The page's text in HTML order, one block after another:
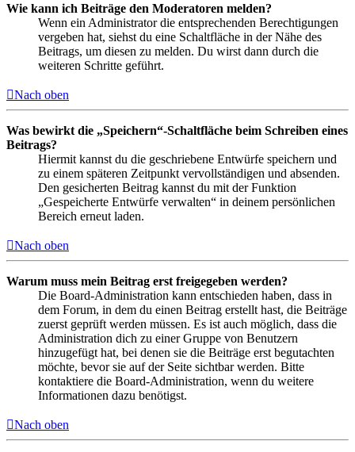
Wie kann ich Beiträge den Moderatoren melden?
Wenn ein Administrator die entsprechenden Berechtigungen
vergeben hat, siehst du eine Schaltfläche in der Nähe des
Beitrags, um diesen zu melden. Du wirst dann durch die
weiteren Schritte geführt.
Nach oben
Was bewirkt die „Speichern“-Schaltfläche beim Schreiben eines
Beitrags?
Hiermit kannst du die geschriebene Entwürfe speichern und
zu einem späteren Zeitpunkt vervollständigen und absenden.
Den gesicherten Beitrag kannst du mit der Funktion
„Gespeicherte Entwürfe verwalten“ in deinem persönlichen
Bereich erneut laden.
Nach oben
Warum muss mein Beitrag erst freigegeben werden?
Die Board-Administration kann entschieden haben, dass in
dem Forum, in dem du einen Beitrag erstellt hast, die Beiträge
zuerst geprüft werden müssen. Es ist auch möglich, dass die
Administration dich zu einer Gruppe von Benutzern
hinzugefügt hat, bei denen sie die Beiträge erst begutachten
möchte, bevor sie auf der Seite sichtbar werden. Bitte
kontaktiere die Board-Administration, wenn du weitere
Informationen dazu benötigst.
Nach oben